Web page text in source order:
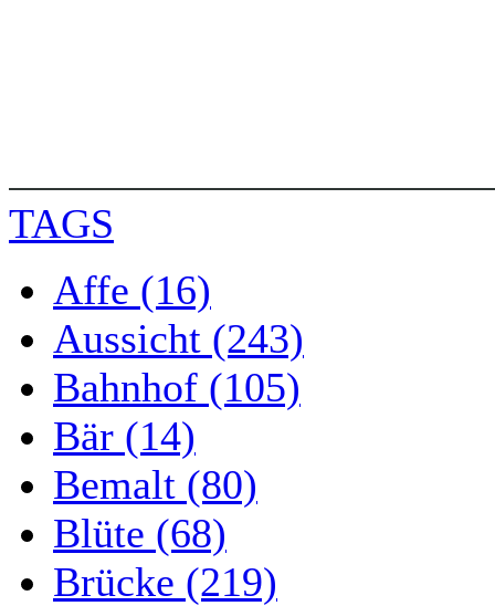
TAGS
Affe (16)
Aussicht (243)
Bahnhof (105)
Bär (14)
Bemalt (80)
Blüte (68)
Brücke (219)